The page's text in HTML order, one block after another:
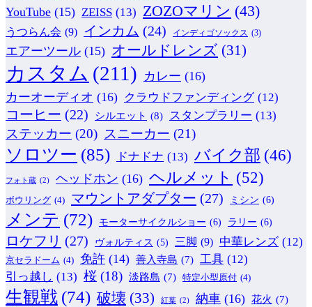
YouTube (15) ZEISS (13) ZOZOマリン (43)
うつらん会 (9) インカム (24) インディゴソックス (3)
エアーツール (15) オールドレンズ (31)
カスタム (211) カレー (16)
カーオーディオ (16) クラウドファンディング (12)
コーヒー (22) シルエット (8) スタンプラリー (13)
ステッカー (20) スニーカー (21)
ソロツー (85) ドナドナ (13) バイク部 (46)
フォト蔵 (2) ヘッドホン (16) ヘルメット (52)
ボウリング (4) マウントアダプター (27) ミシン (6)
メンテ (72) モーターサイクルショー (6) ラリー (6)
ロケフリ (27) ヴォルティス (5) 三脚 (9) 中華レンズ (12)
京セラドーム (4) 免許 (14) 善入寺島 (7) 工具 (12)
引っ越し (13) 桜 (18) 淡路島 (7) 特定小型原付 (4)
生観戦 (74) 破壊 (33) 紅葉 (2) 納車 (16) 花火 (7)